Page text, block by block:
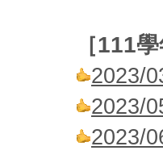
［111
2023/
2023/
2023/